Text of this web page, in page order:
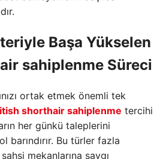
Başa Yükselen
sahiplenme Süreci
ortak etmek önemli tek
shorthair sahiplenme tercihi
her günkü taleplerini
barındırır. Bu türler fazla
mekanlarına saygı